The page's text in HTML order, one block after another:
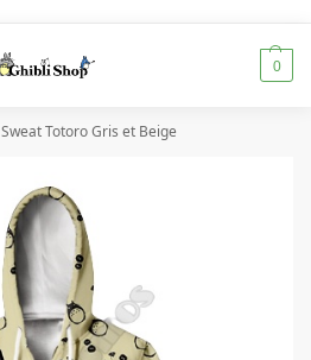
0
Sweat Totoro Gris et Beige